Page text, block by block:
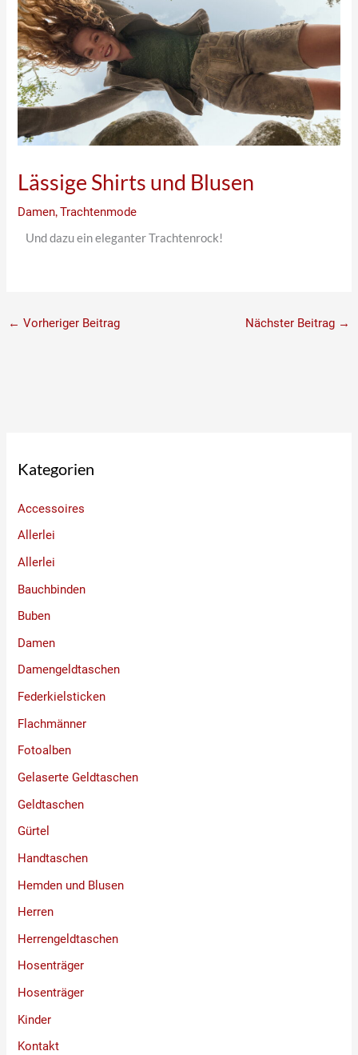
Lässige Shirts und Blusen
Damen,Trachtenmode
Und dazu ein eleganter Trachtenrock!
← Vorheriger Beitrag Nächster Beitrag →
Kategorien
Accessoires
Allerlei
Allerlei
Bauchbinden
Buben
Damen
Damengeldtaschen
Federkielsticken
Flachmänner
Fotoalben
Gelaserte Geldtaschen
Geldtaschen
Gürtel
Handtaschen
Hemden und Blusen
Herren
Herrengeldtaschen
Hosenträger
Hosenträger
Kinder
Kontakt